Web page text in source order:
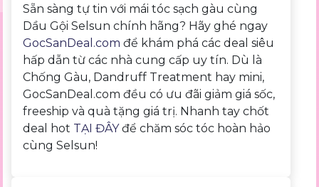
Sẵn sàng tự tin với mái tóc sạch gàu cùng
Dầu Gội Selsun chính hãng? Hãy ghé ngay
GocSanDeal.com để khám phá các deal siêu
hấp dẫn từ các nhà cung cấp uy tín. Dù là
Chống Gàu, Dandruff Treatment hay mini,
GocSanDeal.com đều có ưu đãi giảm giá sốc,
freeship và quà tặng giá trị. Nhanh tay chốt
deal hot TẠI ĐÂYđể chăm sóc tóc hoàn hảo
cùng Selsun!